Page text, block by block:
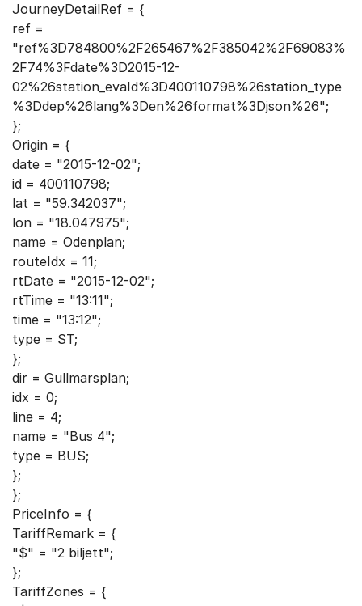
JourneyDetailRef = {
ref =
"ref%3D784800%2F265467%2F385042%2F69083%
2F74%3Fdate%3D2015-12-
02%26station_evaId%3D400110798%26station_type
%3Ddep%26lang%3Den%26format%3Djson%26";
};
Origin = {
date = "2015-12-02";
id = 400110798;
lat = "59.342037";
lon = "18.047975";
name = Odenplan;
routeIdx = 11;
rtDate = "2015-12-02";
rtTime = "13:11";
time = "13:12";
type = ST;
};
dir = Gullmarsplan;
idx = 0;
line = 4;
name = "Bus 4";
type = BUS;
};
};
PriceInfo = {
TariffRemark = {
"$" = "2 biljett";
};
TariffZones = {